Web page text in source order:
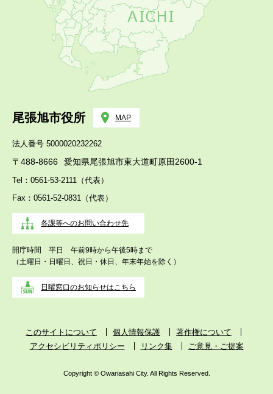
尾張旭市役所 MAP
法人番号 5000020232262
〒488-8666 愛知県尾張旭市東大道町原田2600-1
Tel：0561-53-2111（代表）
Fax：0561-52-0831（代表）
各課等へのお問い合わせ先
開庁時間 平日 午前9時から午後5時まで
（土曜日・日曜日、祝日・休日、年末年始を除く）
日曜窓口のお知らせはこちら
このサイトについて 個人情報保護
著作権について
アクセシビリティポリシー
リンク集 ご意見・ご提案
Copyright © Owariasahi City. All Rights Reserved.